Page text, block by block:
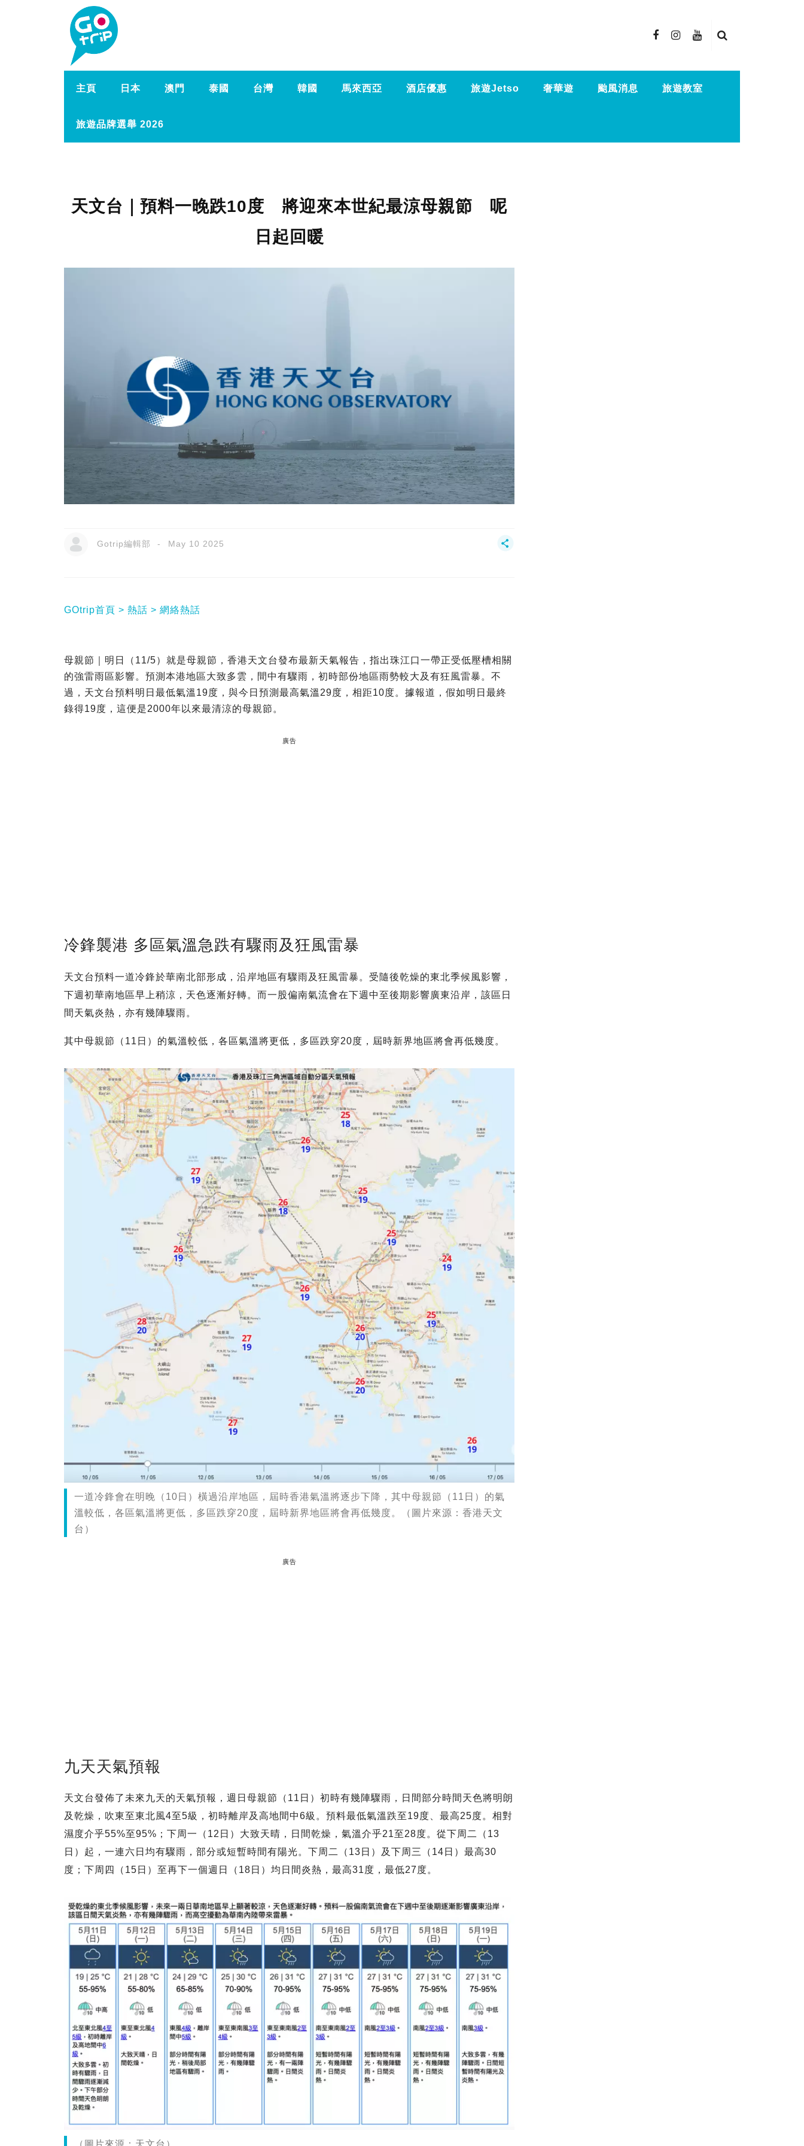
主頁 日本 澳門 泰國 台灣 韓國 馬來西亞 酒店優惠 旅遊Jetso 奢華遊 颱風消息 旅遊教室
旅遊品牌選舉 2026
天文台｜預料一晚跌10度 將迎來本世紀最涼母親節 呢
日起回暖
Gotrip編輯部 May 10 2025
GOtrip首頁 熱話 網絡熱話
母親節｜明日（11/5）就是母親節，香港天文台發布最新天氣報告，指出珠江口一帶正受低壓槽相關
的強雷雨區影響。預測本港地區大致多雲，間中有驟雨，初時部份地區雨勢較大及有狂風雷暴。不
過，天文台預料明日最低氣溫19度，與今日預測最高氣溫29度，相距10度。據報道，假如明日最終
錄得19度，這便是2000年以來最清涼的母親節。
廣告
冷鋒襲港 多區氣溫急跌有驟雨及狂風雷暴
天文台預料一道冷鋒於華南北部形成，沿岸地區有驟雨及狂風雷暴。受隨後乾燥的東北季候風影響，
下週初華南地區早上稍涼，天色逐漸好轉。而一股偏南氣流會在下週中至後期影響廣東沿岸，該區日
間天氣炎熱，亦有幾陣驟雨。
其中母親節（11日）的氣溫較低，各區氣溫將更低，多區跌穿20度，屆時新界地區將會再低幾度。
一道冷鋒會在明晚（10日）橫過沿岸地區，屆時香港氣溫將逐步下降，其中母親節（11日）的氣
溫較低，各區氣溫將更低，多區跌穿20度，屆時新界地區將會再低幾度。（圖片來源：香港天文
台）
廣告
九天天氣預報
天文台發佈了未來九天的天氣預報，週日母親節（11日）初時有幾陣驟雨，日間部分時間天色將明朗
及乾燥，吹東至東北風4至5級，初時離岸及高地間中6級。預料最低氣溫跌至19度、最高25度。相對
濕度介乎55%至95%；下周一（12日）大致天晴，日間乾燥，氣溫介乎21至28度。從下周二（13
日）起，一連六日均有驟雨，部分或短暫時間有陽光。下周二（13日）及下周三（14日）最高30
度；下周四（15日）至再下一個週日（18日）均日間炎熱，最高31度，最低27度。
（圖片來源：天文台）